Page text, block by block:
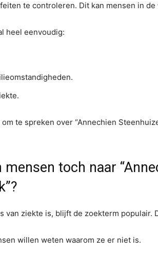
te controleren. Dit kan mensen in de
heel eenvoudig:
te spreken over “Annechien
toch naar
van ziekte is, blijft de zoekterm populair.
willen weten waarom ze er niet is.